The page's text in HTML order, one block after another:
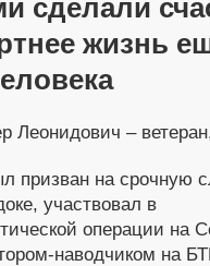
сделали
жизнь
Леонидович –
призван на срочную
участвовал в
операции на
наводчиком на